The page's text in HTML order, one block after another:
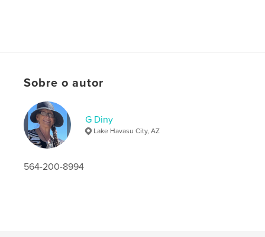
Sobre o autor
G Diny
Lake Havasu City, AZ
564-200-8994